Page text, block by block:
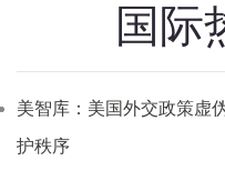
国际
美智库：美国外交政策虚
护秩序